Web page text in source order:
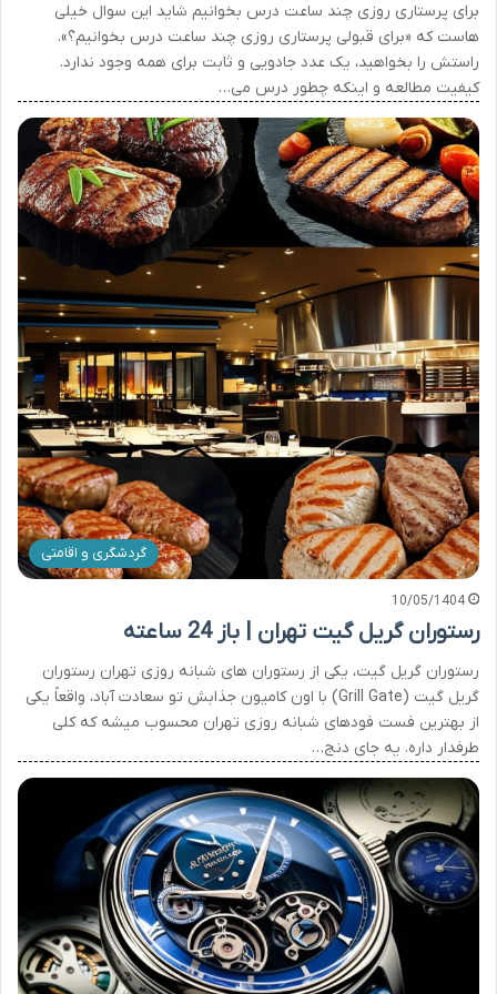
برای پرستاری روزی چند ساعت درس بخوانیم شاید این سوال خیلی
هاست که «برای قبولی پرستاری روزی چند ساعت درس بخوانیم؟».
راستش را بخواهید، یک عدد جادویی و ثابت برای همه وجود ندارد.
کیفیت مطالعه و اینکه چطور درس می…
گردشگری و اقامتی
10/05/1404
رستوران گریل گیت تهران | باز 24 ساعته
رستوران گریل گیت، یکی از رستوران های شبانه روزی تهران رستوران
گریل گیت (Grill Gate) با اون کامیون جذابش تو سعادت آباد، واقعاً یکی
از بهترین فست فودهای شبانه روزی تهران محسوب میشه که کلی
طرفدار داره. یه جای دنج…